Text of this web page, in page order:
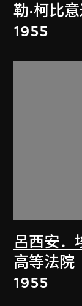
勒·柯比
1955
呂西安．
高等法院
1955